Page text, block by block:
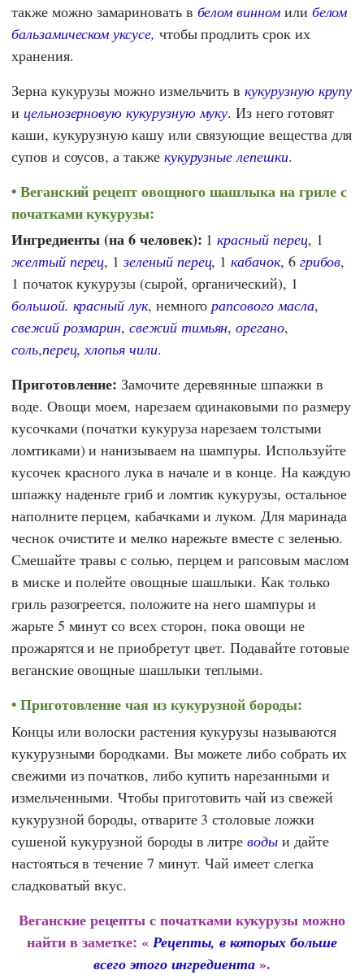
также можно замариновать в белом винномили белом
бальзамическом уксусе, чтобы продлить срок их
хранения.
Зерна кукурузы можно измельчить вкукурузную крупу
и цельнозерновую кукурузную муку. Из него готовят
каши, кукурузную кашу или связующие вещества для
супов и соусов, а также кукурузные лепешки.
Веганский рецепт овощного шашлыка на гриле с
початками кукурузы:
Ингредиенты (на 6 человек): 1красный перец, 1
желтый перец, 1зеленый перец, 1кабачок, 6 грибов,
1 початок кукурузы (сырой, органический), 1
большой. красный лук, немногорапсового масла,
свежий розмарин,свежий тимьян,орегано,
соль,перец,хлопья чили.
Приготовление: Замочите деревянные шпажки в
воде. Овощи моем, нарезаем одинаковыми по размеру
кусочками (початки кукуруза нарезаем толстыми
ломтиками) и нанизываем на шампуры. Используйте
кусочек красного лука в начале и в конце. На каждую
шпажку наденьте гриб и ломтик кукурузы, остальное
наполните перцем, кабачками и луком. Для маринада
чеснок очистите и мелко нарежьте вместе с зеленью.
Смешайте травы с солью, перцем и рапсовым маслом
в миске и полейте овощные шашлыки. Как только
гриль разогреется, положите на него шампуры и
жарьте 5 минут со всех сторон, пока овощи не
прожарятся и не приобретут цвет. Подавайте готовые
веганские овощные шашлыки теплыми.
Приготовление чая из кукурузной бороды:
Концы или волоски растения кукурузы называются
кукурузными бородками. Вы можете либо собрать их
свежими из початков, либо купить нарезанными и
измельченными. Чтобы приготовить чай из свежей
кукурузной бороды, отварите 3 столовые ложки
сушеной кукурузной бороды в литреводыи дайте
настояться в течение 7 минут. Чай имеет слегка
сладковатый вкус.
Веганские рецепты с початками кукурузы можно
найти в заметке: «Рецепты, в которых больше
всего этого ингредиента».